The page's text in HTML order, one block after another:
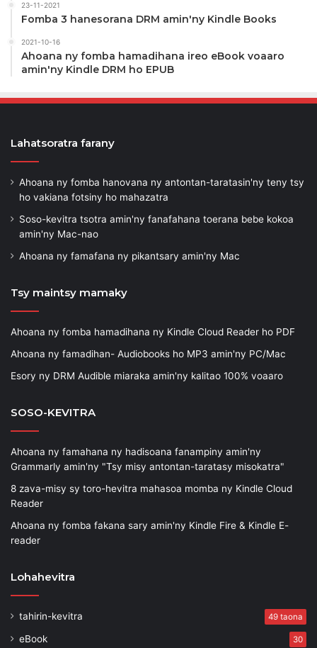
23-11-2021
Fomba 3 hanesorana DRM amin'ny Kindle Books
2021-10-16
Ahoana ny fomba hamadihana ireo eBook voaaro
amin'ny Kindle DRM ho EPUB
Lahatsoratra farany
Ahoana ny fomba hanovana ny antontan-taratasin'ny teny tsy
ho vakiana fotsiny ho mahazatra
Soso-kevitra tsotra amin'ny fanafahana toerana bebe kokoa
amin'ny Mac-nao
Ahoana ny famafana ny pikantsary amin'ny Mac
Tsy maintsy mamaky
Ahoana ny fomba hamadihana ny Kindle Cloud Reader ho PDF
Ahoana ny famadihan- Audiobooks ho MP3 amin'ny PC/Mac
Esory ny DRM Audible miaraka amin'ny kalitao 100% voaaro
SOSO-KEVITRA
Ahoana ny famahana ny hadisoana fanampiny amin'ny
Grammarly amin'ny "Tsy misy antontan-taratasy misokatra"
8 zava-misy sy toro-hevitra mahasoa momba ny Kindle Cloud
Reader
Ahoana ny fomba fakana sary amin'ny Kindle Fire & Kindle E-
reader
Lohahevitra
tahirin-kevitra 49 taona
eBook 30